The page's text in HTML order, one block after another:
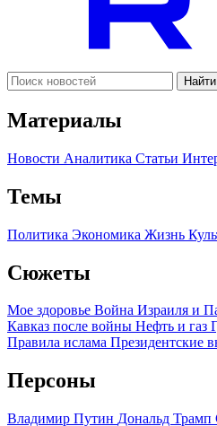
Найти
Материалы
Новости Аналитика Статьи
Темы
Политика Экономика Жизнь
Сюжеты
Мое здоровье Война Израиля и
Кавказ после войны Нефть и газ
Правила ислама Президентские
Персоны
Владимир Путин Дональд Трамп